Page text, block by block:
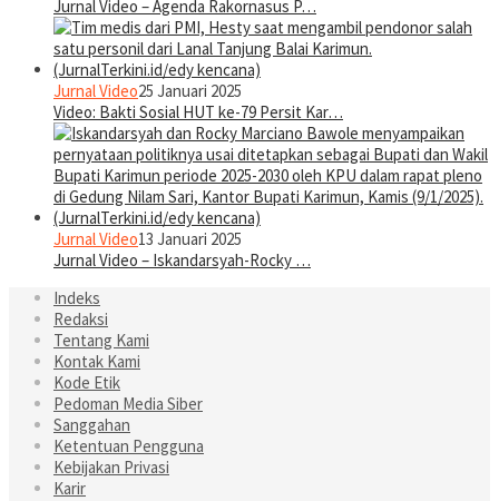
Jurnal Video – Agenda Rakornasus P…
Jurnal Video25 Januari 2025
Video: Bakti Sosial HUT ke-79 Persit Kar…
Jurnal Video13 Januari 2025
Jurnal Video – Iskandarsyah-Rocky …
Indeks
Redaksi
Tentang Kami
Kontak Kami
Kode Etik
Pedoman Media Siber
Sanggahan
Ketentuan Pengguna
Kebijakan Privasi
Karir